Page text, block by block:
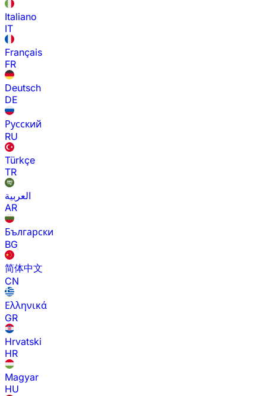
Italiano
IT
Français
FR
Deutsch
DE
Русский
RU
Türkçe
TR
العربية
AR
Български
BG
简体中文
CN
Ελληνικά
GR
Hrvatski
HR
Magyar
HU